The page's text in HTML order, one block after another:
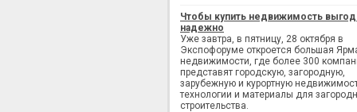
Чтобы купить недвижимость
надежно
Уже завтра, в пятницу, 28 октября в
Экспофоруме откроется большая
недвижимости, где более 300
представят городскую, загородную,
зарубежную и курортную
технологии и материалы для
строительства.